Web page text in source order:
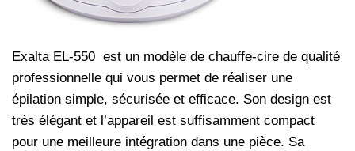
Exalta EL-550 est un modèle de chauffe-cire de qualité
professionnelle qui vous permet de réaliser une
épilation simple, sécurisée et efficace. Son design est
très élégant et l’appareil est suffisamment compact
pour une meilleure intégration dans une pièce. Sa